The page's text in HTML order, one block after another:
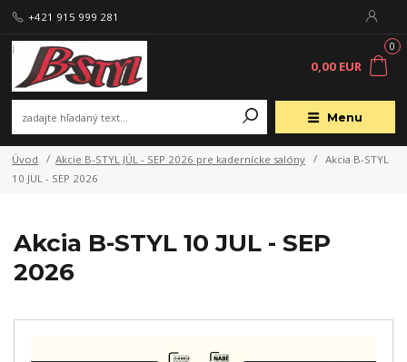
Menu
+421 915 999 281
0
0,00 EUR
Úvod Akcie B-STYL JÚL - SEP 2026 pre kadernícke salóny
Akcia B-STYL
10 JUL - SEP 2026
Akcia B-STYL 10 JUL - SEP
2026